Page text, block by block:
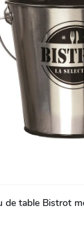
de table Bistrot